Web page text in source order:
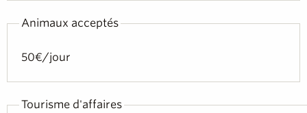
Animaux acceptés
50€/jour
Tourisme d'affaires